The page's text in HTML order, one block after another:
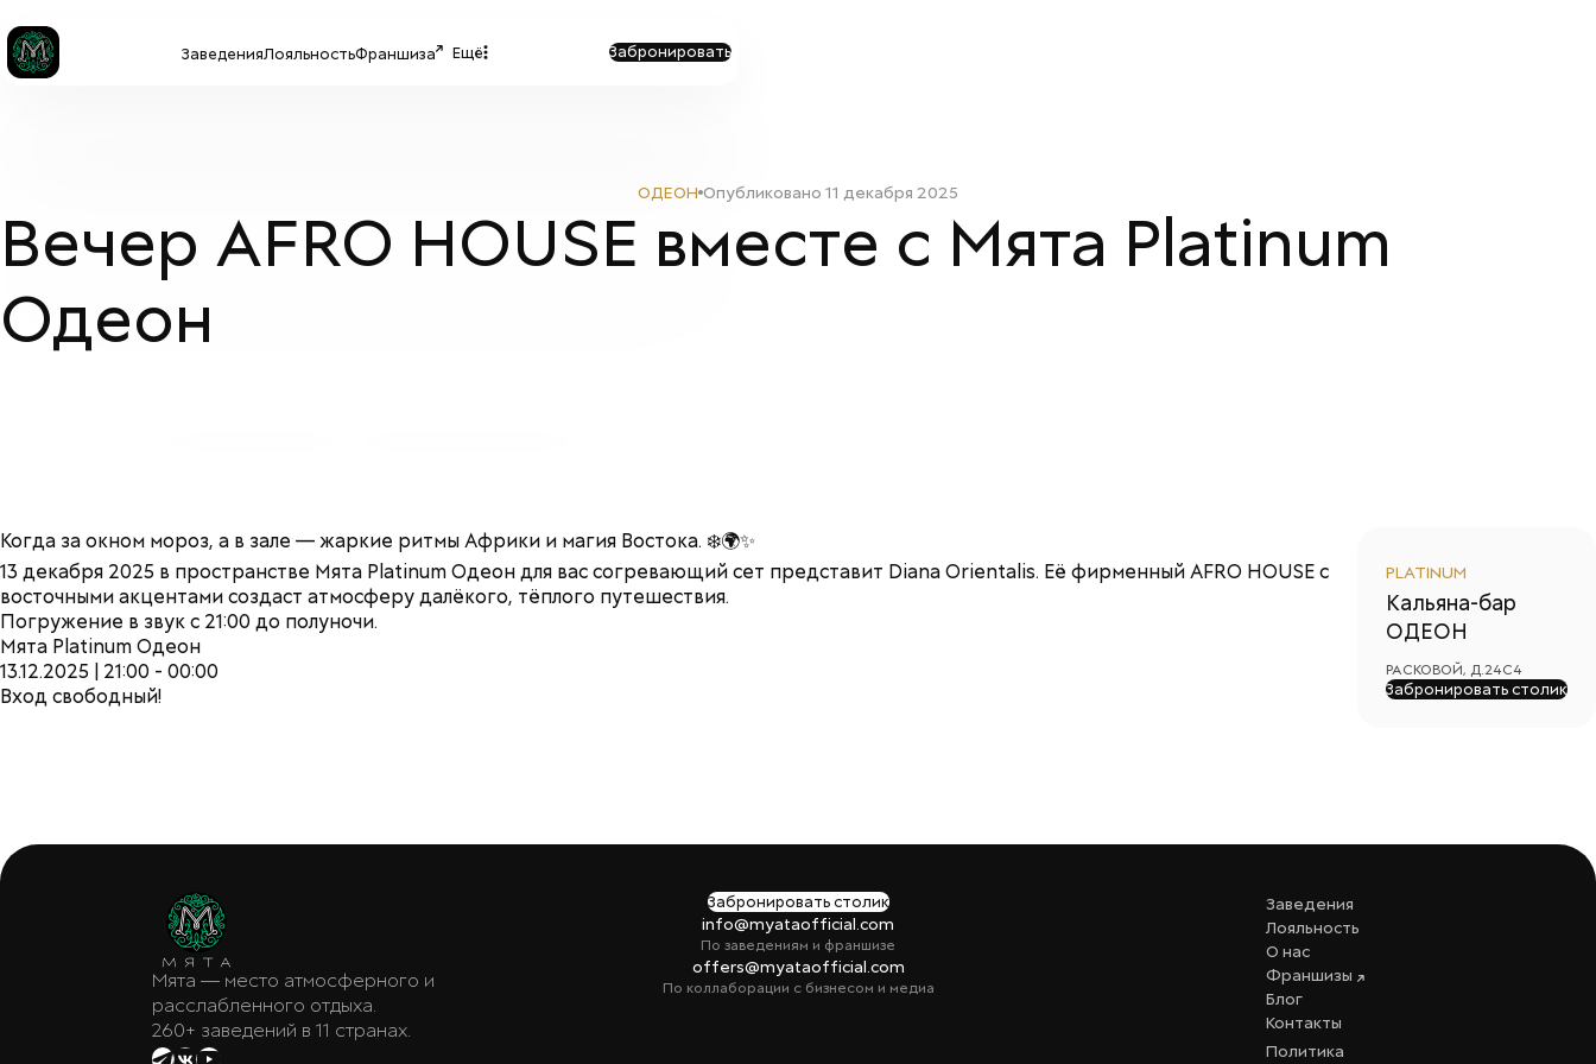
ЗаведенияЛояльностьФраншиза Ещё Забронировать
ОДЕОН Опубликовано 11 декабря 2025
Вечер AFRO HOUSE вместе с Мята Platinum
Одеон
Когда за окном мороз, а в зале — жаркие ритмы Африки и магия Востока. ❄️🌍✨
13 декабря 2025 в пространстве Мята Platinum Одеон для вас согревающий сет представит Diana Orientalis. Её фирменный AFRO HOUSE с
восточными акцентами создаст атмосферу далёкого, тёплого путешествия.
Погружение в звук с 21:00 до полуночи.
Мята Platinum Одеон
13.12.2025 | 21:00 - 00:00
Вход свободный!
PLATINUM
Кальяна-бар
ОДЕОН
РАСКОВОЙ, Д.24С4
Забронировать столик
Мята — место атмосферного и
расслабленного отдыха.
260+ заведений в 11 странах.
Забронировать столик
info@myataofficial.com
По заведениям и франшизе
offers@myataofficial.com
По коллаборации с бизнесом и медиа
Заведения
Лояльность
О нас
Франшизы
Блог
Контакты
Политика